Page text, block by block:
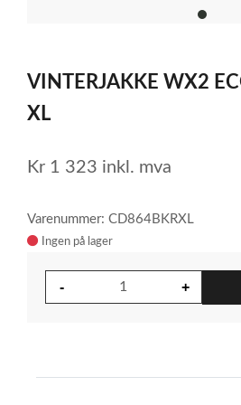
item
of
1
VINTERJAKKE WX2
XL
Kr 1 323 inkl. mva
Varenummer: CD864BKRXL
Ingen på lager